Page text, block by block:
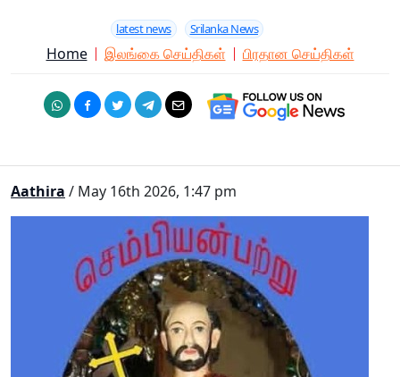
latest news Srilanka News
Home இலங்கை செய்திகள் பிரதான செய்திகள்
Aathira / May 16th 2026, 1:47 pm